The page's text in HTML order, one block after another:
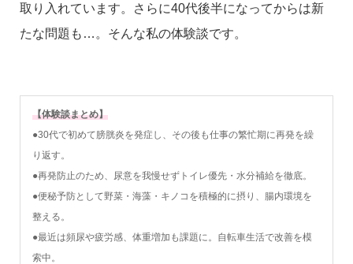
取り入れています。さらに40代後半になってからは新
たな問題も…。そんな私の体験談です。
【体験談まとめ】
●30代で初めて膀胱炎を発症し、その後も仕事の繁忙期に再発を繰
り返す。
●再発防止のため、尿意を我慢せずトイレ優先・水分補給を徹底。
●便秘予防として野菜・海藻・キノコを積極的に摂り、腸内環境を
整える。
●最近は頻尿や疲労感、体重増加も課題に。自転車生活で改善を模
索中。